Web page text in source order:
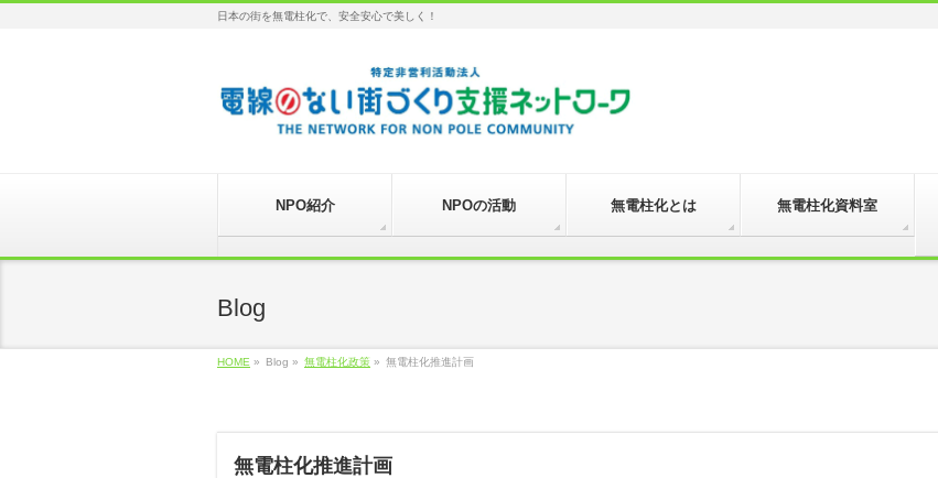
日本の街を無電柱化で、安全安心で美しく！
NPO紹介 NPOの活動 無電柱化とは 無電柱化資料室
Blog
HOME » Blog » 無電柱化政策 » 無電柱化推進計画
無電柱化推進計画